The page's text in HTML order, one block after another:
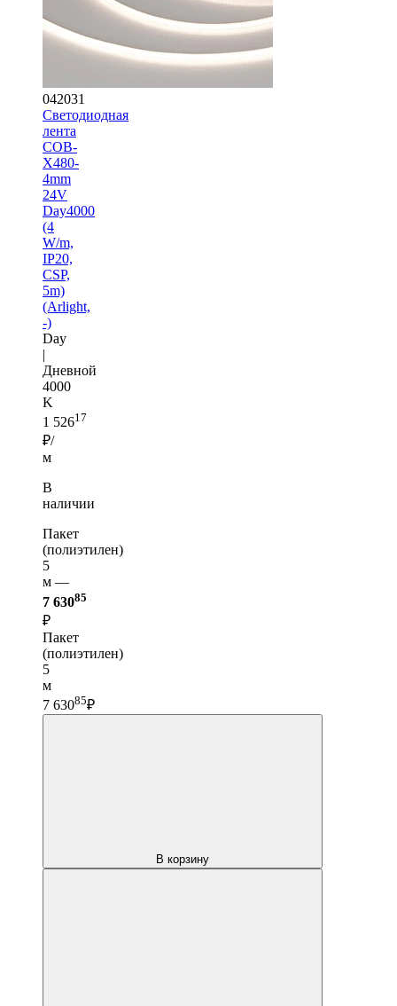
042031
Светодиодная
лента
COB-
X480-
4mm
24V
Day4000
(4
W/m,
IP20,
CSP,
5m)
(Arlight,
-)
Day
|
Дневной
4000
K
1 52617
₽/
м
В
наличии
Пакет
(полиэтилен)
5
м —
7 63085
₽
Пакет
(полиэтилен)
5
м
7 63085₽
В корзину